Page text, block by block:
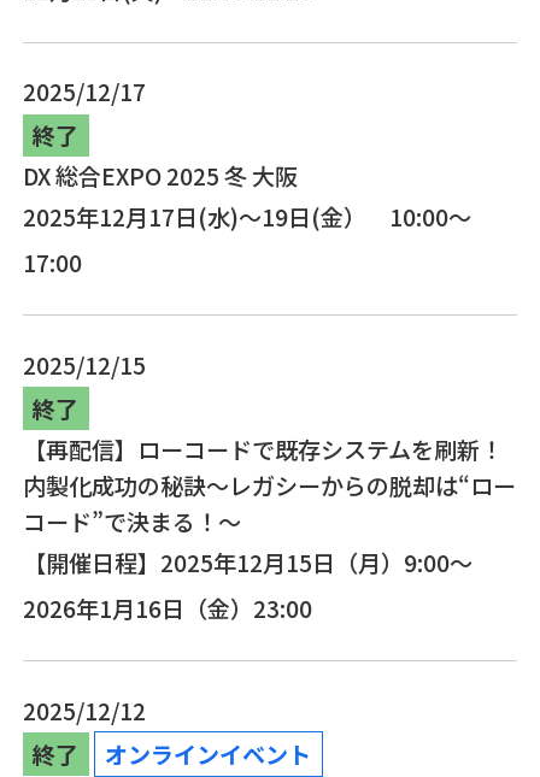
2025/12/17
終了
DX 総合EXPO 2025 冬 大阪
2025年12月17日(水)～19日(金） 10:00～
17:00
2025/12/15
終了
【再配信】ローコードで既存システムを刷新！
内製化成功の秘訣～レガシーからの脱却は“ロー
コード”で決まる！～
【開催日程】2025年12月15日（月）9:00～
2026年1月16日（金）23:00
2025/12/12
終了
オンラインイベント